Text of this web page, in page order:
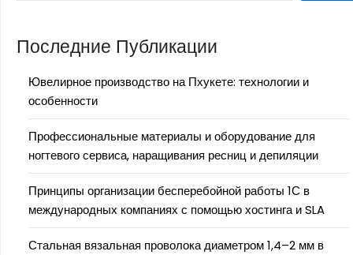
Последние Публикации
Ювелирное производство на Пхукете: технологии и
особенности
Профессиональные материалы и оборудование для
ногтевого сервиса, наращивания ресниц и депиляции
Принципы организации бесперебойной работы 1С в
международных компаниях с помощью хостинга и SLA
Стальная вязальная проволока диаметром 1,4–2 мм в